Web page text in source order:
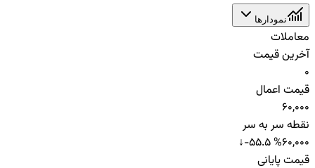
نمودارها
معاملات
آخرین قیمت
0
قیمت اعمال
60,000
نقطه سر به سر
60,000
↓-55.5 %
قیمت پایانی